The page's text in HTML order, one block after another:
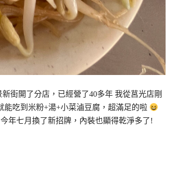
街開了分店，已經營了40多年 我從莒光店剛
能吃到米粉+湯+小菜滷豆腐，超滿足的啦
年七月換了新招牌，內裝也顯得乾淨多了!